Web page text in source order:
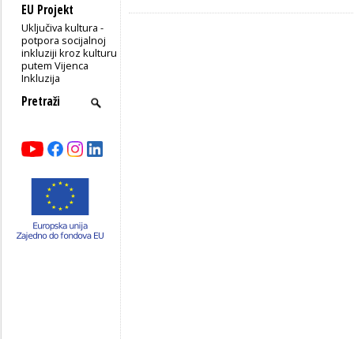
EU Projekt
Uključiva kultura -
potpora socijalnoj
inkluziji kroz kulturu
putem Vijenca
Inkluzija